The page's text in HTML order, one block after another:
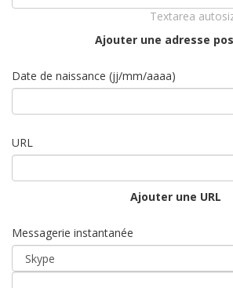
Textarea
Ajouter une adresse
Date de naissance (jj/mm/aaaa)
URL
Ajouter une URL
Messagerie instantanée